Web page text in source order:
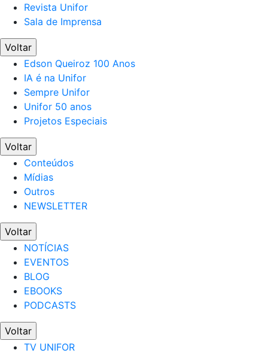
Revista Unifor
Sala de Imprensa
Voltar
Edson Queiroz 100 Anos
IA é na Unifor
Sempre Unifor
Unifor 50 anos
Projetos Especiais
Voltar
Conteúdos
Mídias
Outros
NEWSLETTER
Voltar
NOTÍCIAS
EVENTOS
BLOG
EBOOKS
PODCASTS
Voltar
TV UNIFOR